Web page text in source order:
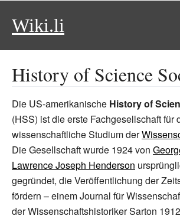
Wiki.li
History of Science
Die US-amerikanische History of
(HSS) ist die erste Fachgesellschaft für
wissenschaftliche Studium der
Die Gesellschaft wurde 1924 von
Lawrence Joseph Henderson
gegründet, die Veröffentlichung der
fördern – einem Journal für
der Wissenschaftshistoriker Sarton